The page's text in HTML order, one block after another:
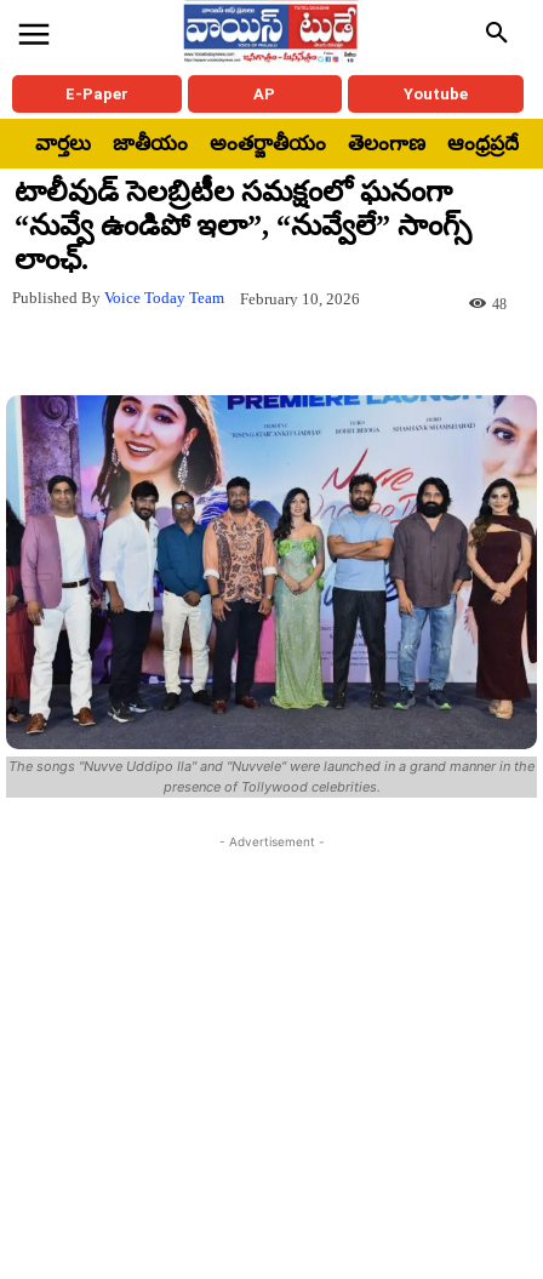
E-Paper AP Youtube
వార్తలు జాతీయం అంతర్జాతీయం తెలంగాణ ఆంధ్రప్రదేశ్
టాలీవుడ్ సెలబ్రిటీల సమక్షంలో ఘనంగా
“నువ్వే ఉండిపో ఇలా”, “నువ్వేలే” సాంగ్స్
లాంఛ్.
Published By Voice Today Team February 10, 2026 48
The songs "Nuvve Uddipo Ila" and "Nuvvele" were launched in a grand manner in the
presence of Tollywood celebrities.
- Advertisement -